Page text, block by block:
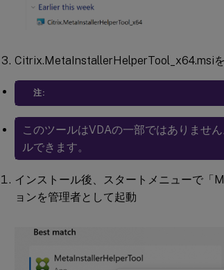
Citrix.MetaInstallerHelperTool_x64.msi
注:
このツールはVDAの一部ではありませ
ルできます。
インストール後、スタートメニューで
ョンを管理者として起動